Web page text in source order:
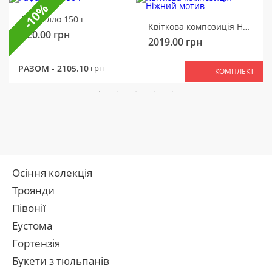
Рафаелло 150 г
320.00 грн
Квіткова композиція Ніжний мотив
2019.00 грн
РАЗОМ - 2105.10 грн КОМПЛЕКТ
-10%
Осіння колекція
Троянди
Півонії
Еустома
Гортензія
Букети з тюльпанів